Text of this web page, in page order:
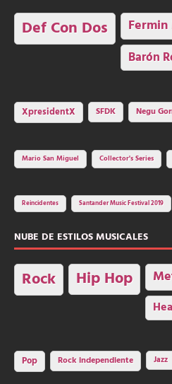
Def Con Dos
Barón
XpresidentX SFDK Negu
Mario San Miguel
Collector's Series
Reincidentes Santander Music Festival 2019
NUBE DE ESTILOS MUSICALES
Rock Hip Hop
Pop Rock independiente Jazz